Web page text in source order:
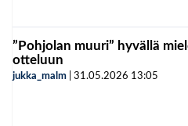
”Pohjolan muuri” hyvällä
otteluun
jukka_malm 31.05.2026 13:05